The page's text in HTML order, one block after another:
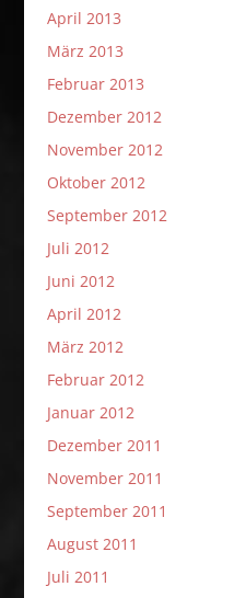
April 2013
März 2013
Februar 2013
Dezember 2012
November 2012
Oktober 2012
September 2012
Juli 2012
Juni 2012
April 2012
März 2012
Februar 2012
Januar 2012
Dezember 2011
November 2011
September 2011
August 2011
Juli 2011